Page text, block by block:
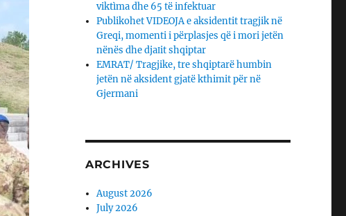
viktìma dhe 65 të infektuar
Publikohet VIDEOJA e aksidentit tragjik në
Greqi, momenti i përplasjes që i mori jetën
nënës dhe djaΙit shqiptar
EMRAT/ Tragjike, tre shqiptarë humbin
jetën në aksident gjatë kthimit për në
Gjermani
ARCHIVES
August 2026
July 2026